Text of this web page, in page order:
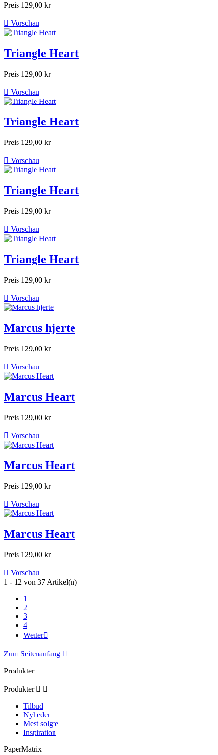
Preis 129,00 kr
 Vorschau
Triangle Heart
Preis 129,00 kr
 Vorschau
Triangle Heart
Preis 129,00 kr
 Vorschau
Triangle Heart
Preis 129,00 kr
 Vorschau
Triangle Heart
Preis 129,00 kr
 Vorschau
Marcus hjerte
Preis 129,00 kr
 Vorschau
Marcus Heart
Preis 129,00 kr
 Vorschau
Marcus Heart
Preis 129,00 kr
 Vorschau
Marcus Heart
Preis 129,00 kr
 Vorschau
1 - 12 von 37 Artikel(n)
1
2
3
4
Weiter
Zum Seitenanfang 
Produkter
Produkter  
Tilbud
Nyheder
Mest solgte
Inspiration
PaperMatrix